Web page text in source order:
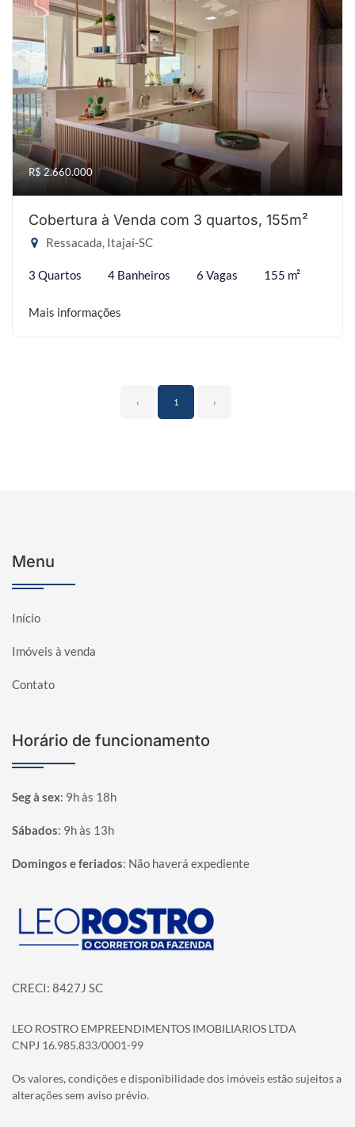
R$ 2.660.000
Cobertura à Venda com 3 quartos, 155m²
Ressacada, Itajaí-SC
3 Quartos 4 Banheiros 6 Vagas 155 m²
Mais informações
‹ 1 ›
Menu
Início
Imóveis à venda
Contato
Horário de funcionamento
Seg à sex: 9h às 18h
Sábados: 9h às 13h
Domingos e feriados: Não haverá expediente
Página inicial
CRECI: 8427J SC
LEO ROSTRO EMPREENDIMENTOS IMOBILIARIOS LTDA
CNPJ 16.985.833/0001-99
Os valores, condições e disponibilidade dos imóveis estão sujeitos a
alterações sem aviso prévio.